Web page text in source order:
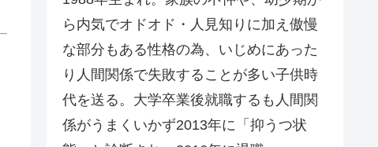
ら内気でオドオド・人見知りに加え傲慢
な部分もある性格の為、いじめにあった
り人間関係で失敗することが多い子供時
代を送る。大学卒業後就職するも人間関
係がうまくいかず2013年に「抑うつ状